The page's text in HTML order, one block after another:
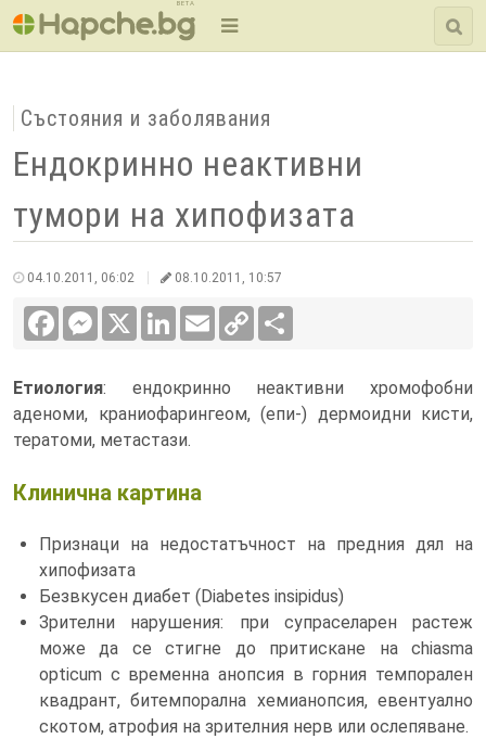
BETA
Състояния и заболявания
Ендокринно неактивни
тумори на хипофизата
04.10.2011, 06:02 08.10.2011, 10:57
FacebookMessenger LinkedInEmail
Copy
Link
Етиология: ендокринно неактивни хромофобни
аденоми, краниофарингеом, (епи-) дермоидни кисти,
тератоми, метастази.
Клинична картина
Признаци на недостатъчност на предния дял на
хипофизата
Безвкусен диабет (Diabetes insipidus)
Зрителни нарушения: при супраселарен растеж
може да се стигне до притискане на chiasma
opticum c временна анопсия в горния темпорален
квадрант, битемпорална хемианопсия, евентуално
скотом, атрофия на зрителния нерв или ослепяване.